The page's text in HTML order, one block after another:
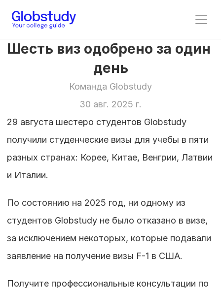
Шесть виз одобрено за один
день
Команда Globstudy
30 авг. 2025 г.
29 августа шестеро студентов Globstudy
получили студенческие визы для учебы в пяти
разных странах: Корее, Китае, Венгрии, Латвии
и Италии.
По состоянию на 2025 год, ни одному из
студентов Globstudy не было отказано в визе,
за исключением некоторых, которые подавали
заявление на получение визы F-1 в США.
Получите профессиональные консультации по